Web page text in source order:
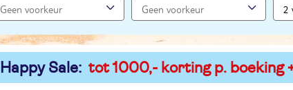
Sale: tot 1000,- korting p. boeking